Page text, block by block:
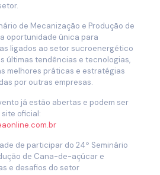
de Mecanização e Produção de
oportunidade única para
ligados ao setor sucroenergético
últimas tendências e tecnologias,
melhores práticas e estratégias
por outras empresas.
já estão abertas e podem ser
oficial:
de participar do 24º Seminário
de Cana-de-açúcar e
e desafios do setor